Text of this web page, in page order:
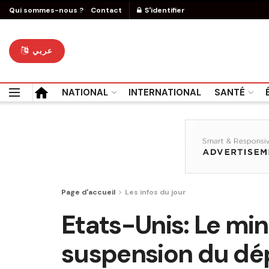
Qui sommes-nous ? Contact S'identifier
عربي
NATIONAL INTERNATIONAL SANTÉ
Page d'accueil Les infos du jour
Etats-Unis: Le
suspension du